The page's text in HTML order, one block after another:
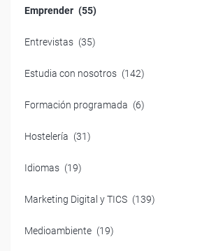
Emprender (55)
Entrevistas (35)
Estudia con nosotros (142)
Formación programada (6)
Hostelería (31)
Idiomas (19)
Marketing Digital y TICS (139)
Medioambiente (19)